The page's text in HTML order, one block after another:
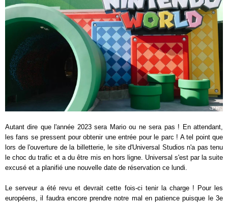
Autant dire que l'année 2023 sera Mario ou ne sera pas ! En attendant,
les fans se pressent pour obtenir une entrée pour le parc ! A tel point que
lors de l'ouverture de la billetterie, le site d'Universal Studios n'a pas tenu
le choc du trafic et a du être mis en hors ligne. Universal s'est par la suite
excusé et a planifié une nouvelle date de réservation ce lundi.
Le serveur a été revu et devrait cette fois-ci tenir la charge ! Pour les
européens, il faudra encore prendre notre mal en patience puisque le 3e